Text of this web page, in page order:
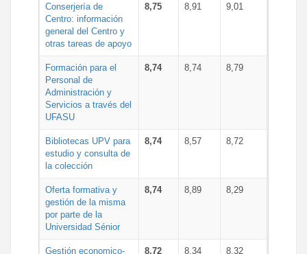
Conserjería de
Centro: información
general del Centro y
otras tareas de apoyo
8,75 8,91 9,01
Formación para el
Personal de
Administración y
Servicios a través del
UFASU
8,74 8,74 8,79
Bibliotecas UPV para
estudio y consulta de
la colección
8,74 8,57 8,72
Oferta formativa y
gestión de la misma
por parte de la
Universidad Sénior
8,74 8,89 8,29
Gestión economico- 8,72 8,34 8,32